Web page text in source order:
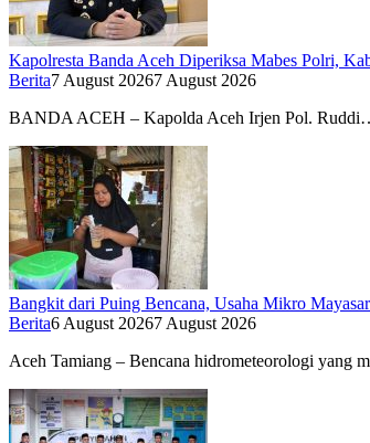
Kapolresta Banda Aceh Diperiksa Mabes Polri,
Berita7 August 20267 August 2026
BANDA ACEH – Kapolda Aceh Irjen Pol.
Bangkit dari Puing Bencana, Usaha Mikro
Berita6 August 20267 August 2026
Aceh Tamiang – Bencana hidrometeorologi yang